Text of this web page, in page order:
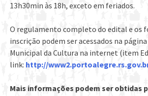
13h30min às 18h, exceto em feriados.
O regulamento completo do edital e os
inscrição podem ser acessados na
Municipal da Cultura na internet (item
link: http://
Mais informações podem ser obtidas